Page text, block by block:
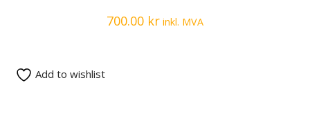
700.00 kr inkl. MVA
Add to wishlist